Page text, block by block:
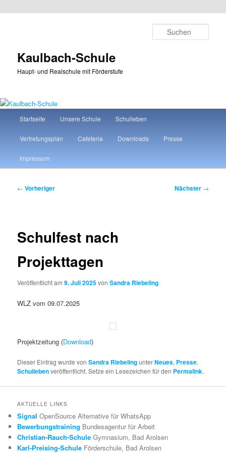
Kaulbach-Schule
Haupt- und Realschule mit Förderstufe
Startseite Unsere Schule Schulleben
Vertretungsplan Cafeteria Downloads Presse
Impressum
Beitragsnavigation
← Vorheriger Nächster →
Schulfest nach
Projekttagen
Veröffentlicht am9. Juli 2025vonSandra Riebeling
WLZ vom 09.07.2025
Projektzeitung (Download)
Dieser Eintrag wurde vonSandra RiebelingunterNeues, Presse,
Schullebenveröffentlicht. Setze ein Lesezeichen für den Permalink.
AKTUELLE LINKS
Signal OpenSource Alternative für WhatsApp
Bewerbungstraining Bundesagentur für Arbeit
Christian-Rauch-Schule Gymnasium, Bad Arolsen
Karl-Preising-Schule Förderschule, Bad Arolsen